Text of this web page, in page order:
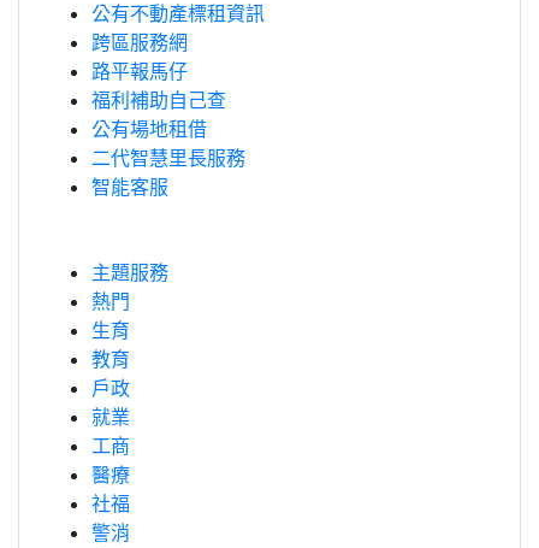
公有不動產標租資訊
跨區服務網
路平報馬仔
福利補助自己查
公有場地租借
二代智慧里長服務
智能客服
主題服務
熱門
生育
教育
戶政
就業
工商
醫療
社福
警消